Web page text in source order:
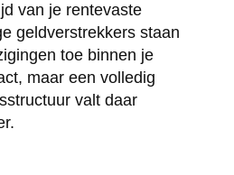
van je rentevaste
geldverstrekkers staan
toe binnen je
maar een volledig
valt daar